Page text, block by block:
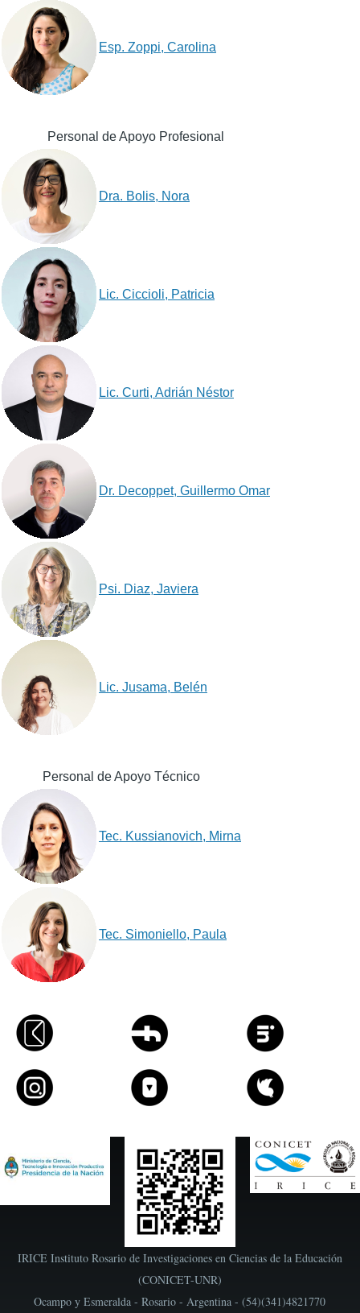
Esp. Zoppi, Carolina
Personal de Apoyo Profesional
Dra. Bolis, Nora
Lic. Ciccioli, Patricia
Lic. Curti, Adrián Néstor
Dr. Decoppet, Guillermo Omar
Psi. Diaz, Javiera
Lic. Jusama, Belén
Personal de Apoyo Técnico
Tec. Kussianovich, Mirna
Tec. Simoniello, Paula
IRICE Instituto Rosario de Investigaciones en Ciencias de la Educación
(CONICET-UNR)
Ocampo y Esmeralda - Rosario - Argentina - (54)(341)4821770